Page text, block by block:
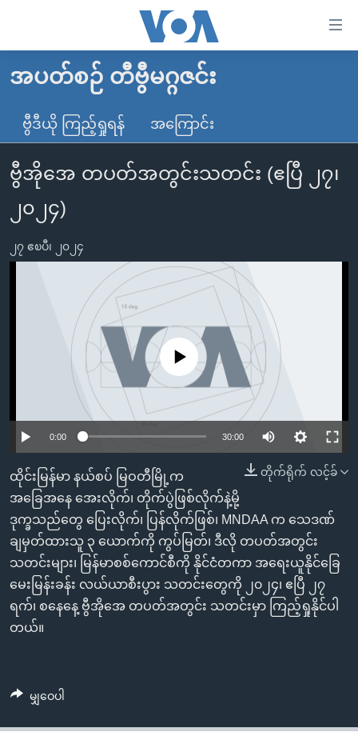
လွယ်ကူ
သည့်
Link
များ
ပင်မ
သို့
ကြည့်
ရန်
ရှာဖွေ
ရန်
နေရာ
သို့
ကျော်
ရန်
မူလစာမျက်နှာ
မြန်မာ
ကမ္ဘာ့သတင်းများ
နိုင်ငံတကာ
အမေရိကန်
အစ္စရေး-ပါလက်စတိုင်း
ဗွီဒီယို
သတင်းလွတ်လပ်ခွင့်
ရပ်ဝန်းတခု လမ်းတခု အလွန်
အင်္ဂလိပ်စာလေ့လာမယ်
အမေရိကန်သုံးအီဒီယံ
မကြေးမုံရဲ့ အင်္ဂလိပ်စာ
ရုပ်ရှင်ထဲက အင်္ဂလိပ်စာ
သုတပဒေသာ အင်္ဂလိပ်စာ
အပတ်စဉ်ကဏ္ဍများ
ရေဒီယိုနှင့်ရုပ်သံ အချက်အလက်များ
ရေဒီယို/တီဗွီအစီအစဉ်
Learning English
ဗွီအိုအေ လူမှုကွန်ယက်များ
ဘာသာစကားများ
အပတ်စဉ် တီဗွီမဂ္ဂဇင်း
ဗွီဒီယို ကြည့်ရှုရန် အကြောင်း
ဗွီအိုအေ တပတ်အတွင်းသတင်း (ဧပြီ ၂၇၊
၂၀၂၄)
၂၇ ဧၿပီ၊ ၂၀၂၄
No media source currently available
0:00 30:00
တိုက်ရိုက် လင့်ခ်
ထိုင်းမြန်မာ နယ်စပ် မြဝတီမြို့က
အခြေအနေ အေးလိုက်၊ တိုက်ပွဲဖြစ်လိုက်နဲ့မို့
ဒုက္ခသည်တွေ ပြေးလိုက်၊ ပြန်လိုက်ဖြစ်၊ MNDAA က သေဒဏ်
ချမှတ်ထားသူ ၃ ယောက်ကို ကွပ်မြတ်၊ ဒီလို တပတ်အတွင်း
သတင်းများ၊ မြန်မာစစ်ကောင်စီကို နိုင်ငံတကာ အရေးယူနိုင်ခြေ
မေးမြန်းခန်း လယ်ယာစီးပွား သတင်းတွေကို ၂၀၂၄၊ ဧပြီ ၂၇
ရက်၊ စနေနေ့ ဗွီအိုအေ တပတ်အတွင်း သတင်းမှာ ကြည့်ရှုနိုင်ပါ
တယ်။
မျှဝေပါ